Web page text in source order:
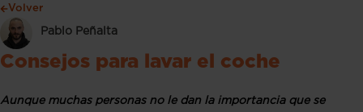
Volver
Pablo Peñalta
Consejos para lavar el coche
Aunque muchas personas no le dan la importancia que se